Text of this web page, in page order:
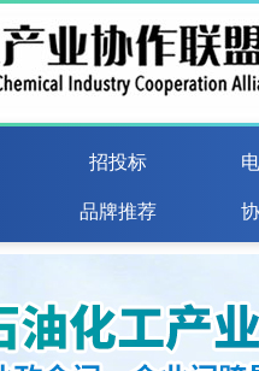
招投标
品牌推荐